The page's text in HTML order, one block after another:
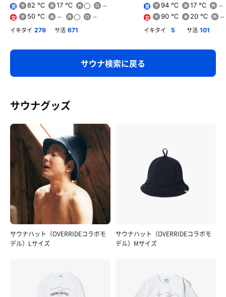
轟の“半冷半燃”特製つけ蕎麦 と 爆豪のNo.1オレンジ
ベリー
1320円 770円 蕎麦、熱いのと冷たいの食べて轟くん感
じる あまーいオレンジベリー幸せつ！効く！
男 82 ℃ 17 ℃
女 50 ℃
イキタイ 279 サ活 671
男 94 ℃ 17 ℃
女 90 ℃ 20 ℃
イキタイ 5 サ活 101
サウナ検索に戻る
サウナグッズ
サウナハット（OVERRIDEコラボモ
デル）Lサイズ
サウナハット（OVERRIDEコラボモ
デル）Mサイズ